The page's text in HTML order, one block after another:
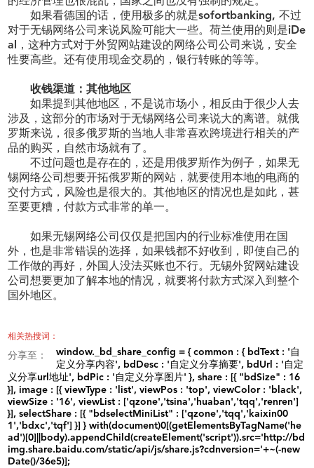
如果看德国的话，使用极多的就是sofortbanking, 不过
对于无锡网络公司来说风险可能大一些。荷兰使用的则是iDe
al
，这种方式对于外贸网站建设的网络公司公司来说，安全
性要高些。还有使用现金交易的，银行转账的等等。
收钱渠道：其他地区
如果提到其他地区，不是说市场小，相反由于很少人去
涉及，这部分的市场对于无锡网络公司来说大的离谱。就俄
罗斯来说，很多俄罗斯的当地人非常喜欢跨境进行相关的产
品的购买，自然市场就有了。
不过问题也是存在的，还是用俄罗斯作为例子，如果无
锡网络公司想要开拓俄罗斯的网站，就要使用本地的电商的
交付方式，风险也是很大的。其他地区的情况也是如此，甚
至要更糟，付款方式非常的单一。
如果无锡网络公司仅仅是把国内的行业标准使用在国
外，也是非常错误的选择，如果钱都不好收到 ，即使自己的
工作做的再好，外国 人没法买账也不行。无锡外贸网站建设
公司想要更加了解本地的情况，就要将付款方式深入到整个
国外地区。
相关热搜词：
分享至：
window._bd_share_config = { common : { bdText : '自
定义分享内容', bdDesc : '自定义分享摘要', bdUrl : '自定
义分享url地址', bdPic : '自定义分享图片' }, share : [{ "bdSize" : 16
}], image : [{ viewType : 'list', viewPos : 'top', viewColor : 'black',
viewSize : '16', viewList : ['qzone','tsina','huaban','tqq','renren']
}], selectShare : [{ "bdselectMiniList" : ['qzone','tqq','kaixin00
1','bdxc','tqf'] }] } with(document)0[(getElementsByTagName('he
ad')[0]||body).appendChild(createElement('script')).src='http://bd
img.share.baidu.com/static/api/js/share.js?cdnversion='+~(-new
Date()/36e5)];